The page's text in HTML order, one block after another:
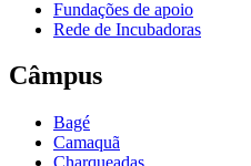
Fundações de apoio
Rede de Incubadoras
Câmpus
Bagé
Camaquã